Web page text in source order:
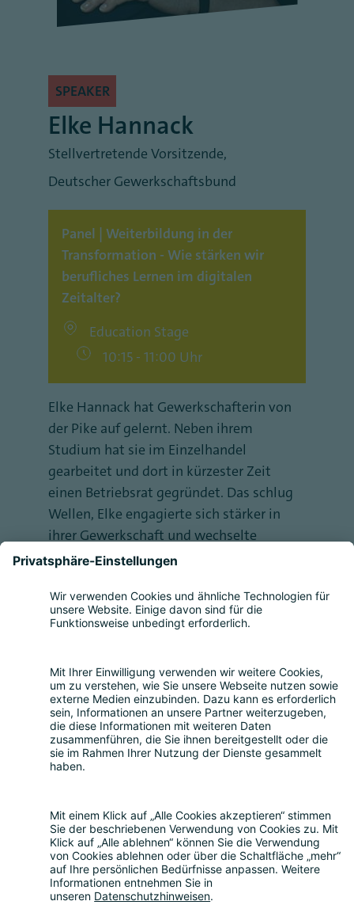
SPEAKER
Elke Hannack
Stellvertretende Vorsitzende,
Deutscher Gewerkschaftsbund
Panel | Weiterbildung in der
Transformation - Wie stärken wir
berufliches Lernen im digitalen
Zeitalter?
Education Stage
10:15 - 11:00 Uhr
Elke Hannack hat Gewerkschafterin von
der Pike auf gelernt. Neben ihrem
Studium hat sie im Einzelhandel
gearbeitet und dort in kürzester Zeit
einen Betriebsrat gegründet. Das schlug
Wellen, Elke engagierte sich stärker in
ihrer Gewerkschaft und wechselte
hauptamtlich zum DGB-Ortsverband. In
Bezirksvorsitzenden auf, 2007 wurde sie
in den ver.di–Bundesvorstand gewählt.
Seit 2013 ist Elke stellvertretende DGB–
Bundesvorsitzende.
Smart Country Convention|Transform|Digital Office
Conference|Bildungskonferenz|eIDAS Summit |
DigiFin|AIDAQ|Privacy Conference